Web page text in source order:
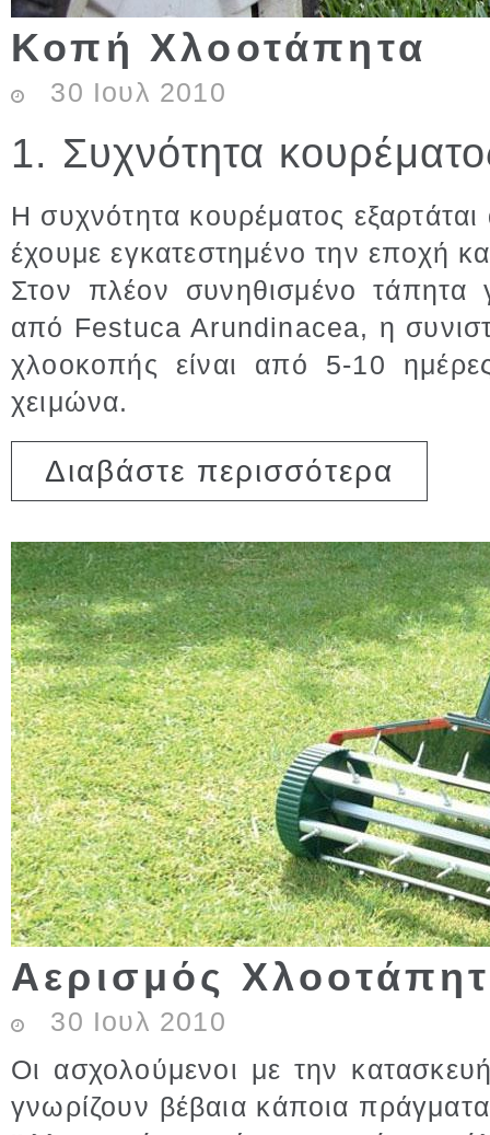
Κοπή Χλοοτάπητα
30 Ιουλ 2010
1. Συχνότητα
Η συχνότητα κουρέματος
έχουμε εγκατεστημένο την εποχή
Στον πλέον συνηθισμένο τάπητα
από Festuca Arundinacea, η
χλοοκοπής είναι από 5-10
χειμώνα.
Διαβάστε περισσότερα
Αερισμός
30 Ιουλ 2010
Οι ασχολούμενοι με την
γνωρίζουν βέβαια κάποια